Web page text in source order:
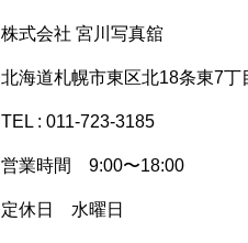
株式会社 宮川写真舘
北海道札幌市東区北18条東7丁
TEL : 011-723-3185
営業時間 9:00〜18:00
定休日 水曜日